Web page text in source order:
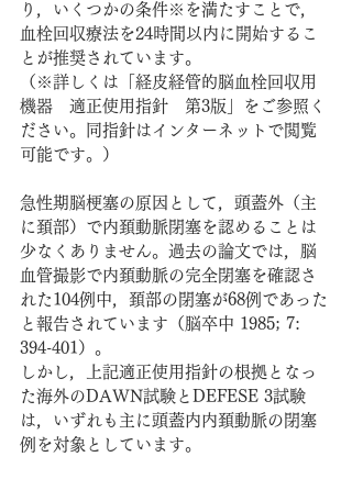
り，いくつかの条件※を満たすことで，
血栓回収療法を24時間以内に開始するこ
とが推奨されています。
（※詳しくは「経皮経管的脳血栓回収用
機器　適正使用指針　第3版」をご参照く
ださい。同指針はインターネットで閲覧
可能です。）
急性期脳梗塞の原因として，頭蓋外（主
に頚部）で内頚動脈閉塞を認めることは
少なくありません。過去の論文では，脳
血管撮影で内頚動脈の完全閉塞を確認さ
れた104例中，頚部の閉塞が68例であった
と報告されています（脳卒中 1985; 7:
394-401）。
しかし，上記適正使用指針の根拠となっ
た海外のDAWN試験とDEFESE 3試験
は，いずれも主に頭蓋内内頚動脈の閉塞
例を対象としています。